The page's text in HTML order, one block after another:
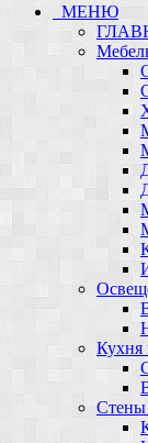
МЕНЮ
Кухня
Стены